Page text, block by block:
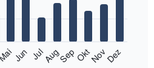
Jun JulAugSep OktNovDez